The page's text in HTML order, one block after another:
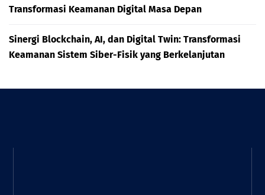
Transformasi Keamanan Digital Masa Depan
Sinergi Blockchain, AI, dan Digital Twin: Transformasi
Keamanan Sistem Siber-Fisik yang Berkelanjutan